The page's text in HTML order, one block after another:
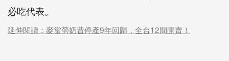
必吃代表。
延伸閱讀：麥當勞奶昔停產9年回歸，全台12間開賣！